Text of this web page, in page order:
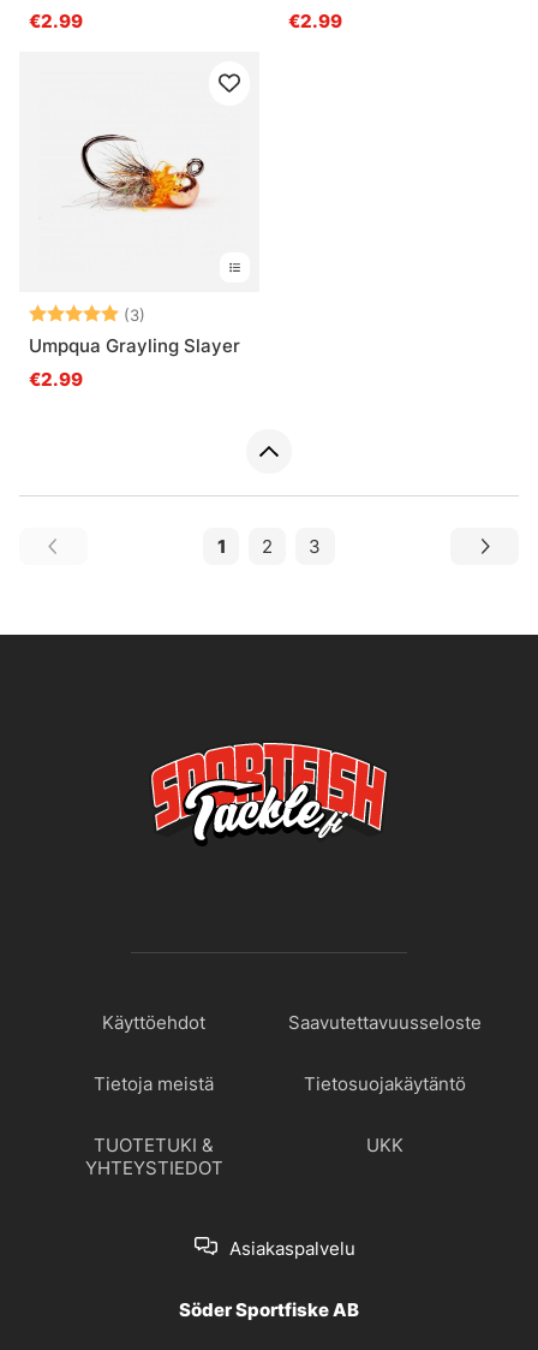
€2.99
€2.99
Arvio: (3)
Umpqua Grayling Slayer
€2.99
1 2 3
Käyttöehdot Saavutettavuusseloste
Tietoja meistä Tietosuojakäytäntö
TUOTETUKI &
YHTEYSTIEDOT
UKK
Asiakaspalvelu
Söder Sportfiske AB